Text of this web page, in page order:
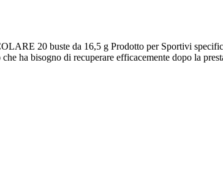
20 buste da 16,5 g Prodotto per Sportivi
ha bisogno di recuperare efficacemente dopo la